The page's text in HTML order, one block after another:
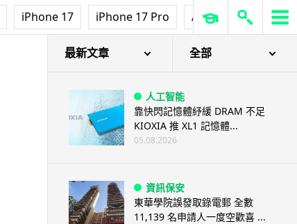
iPhone 17 iPhone 17 Pro AirPods Pro 3
最新文章 全部
人工智能
靠快閃記憶體紓緩 DRAM 不足
KIOXIA 推 XL1 記憶體...
05.08.2026
資訊保安
東華學院誤發取錄電郵 全數
11,139 名申請人一度空歡喜 ...